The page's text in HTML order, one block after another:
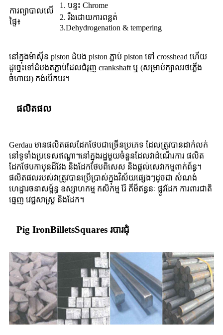
ការព្យាបាលលើ
ផ្ទៃ៖
1. បន្ទះ Chrome
2. រឹងដោយការពន្លត់
3.Dehydrogenation & tempering
នៅក្នុងម៉ាស៊ីន piston ដំបង piston ភ្ជាប់ piston ទៅ crosshead ហើយ
ដូច្នេះទៅដំបងតភ្ជាប់ដែលជំរុញ crankshaft ឬ (សម្រាប់ក្បាលរថភ្លើង
ចំហាយ) កង់បើកបរ។
ផលិតផល
Gerdau មានផលិតផលដែកថែបជាច្រើនប្រភេទ ដែលត្រូវបានដាក់លក់
នៅទូទាំងប្រទេសឥណ្ឌា។នៅក្នុងរដ្ឋមួយចំនួនដែលវាដំណើរការ ផលិត
ដែកថែបកាបូនដ៏វែង និងដែកថែបពិសេស និងផ្តល់សេវាកម្មពាក់ព័ន្ធ។
ផលិតផលរបស់វាត្រូវបានប្រើប្រាស់ក្នុងវិស័យផ្សេងៗដូចជា សំណង់
ហេដ្ឋារចនាសម្ព័ន្ធ ឧស្សាហកម្ម កសិកម្ម រ៉ែ គីមីឥន្ធនៈ ផ្លូវដែក ការពារជាតិ
ធ្មេញ វេជ្ជសាស្ត្រ និងដែក។
Pig IronBilletsSquares របារជុំ